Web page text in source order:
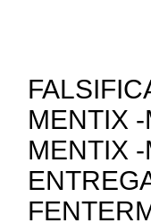
MENTIX
MENTIX